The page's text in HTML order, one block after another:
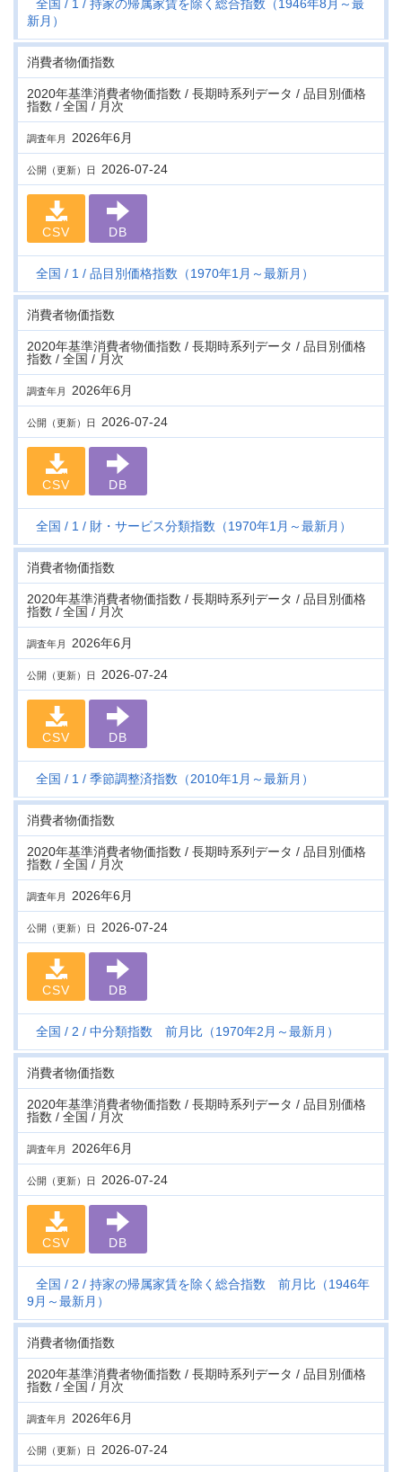
全国 1
持家の帰属家賃を除く総合指数（1946年8月～最
新月）
消費者物価指数
2020年基準消費者物価指数 / 長期時系列データ / 品目別価格
指数 / 全国 / 月次
調査年月 2026年6月
公開（更新）日 2026-07-24
CSV DB
全国 1 品目別価格指数（1970年1月～最新月）
消費者物価指数
2020年基準消費者物価指数 / 長期時系列データ / 品目別価格
指数 / 全国 / 月次
調査年月 2026年6月
公開（更新）日 2026-07-24
CSV DB
全国 1 財・サービス分類指数（1970年1月～最新月）
消費者物価指数
2020年基準消費者物価指数 / 長期時系列データ / 品目別価格
指数 / 全国 / 月次
調査年月 2026年6月
公開（更新）日 2026-07-24
CSV DB
全国 1 季節調整済指数（2010年1月～最新月）
消費者物価指数
2020年基準消費者物価指数 / 長期時系列データ / 品目別価格
指数 / 全国 / 月次
調査年月 2026年6月
公開（更新）日 2026-07-24
CSV DB
全国 2 中分類指数 前月比（1970年2月～最新月）
消費者物価指数
2020年基準消費者物価指数 / 長期時系列データ / 品目別価格
指数 / 全国 / 月次
調査年月 2026年6月
公開（更新）日 2026-07-24
CSV DB
全国 2
持家の帰属家賃を除く総合指数 前月比（1946年
9月～最新月）
消費者物価指数
2020年基準消費者物価指数 / 長期時系列データ / 品目別価格
指数 / 全国 / 月次
調査年月 2026年6月
公開（更新）日 2026-07-24